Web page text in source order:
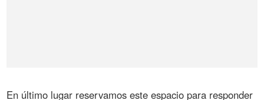
En último lugar reservamos este espacio para responder